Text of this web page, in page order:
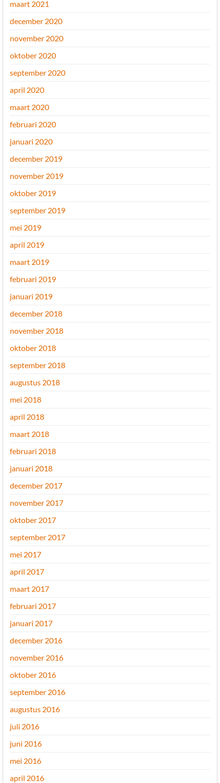
maart 2021
december 2020
november 2020
oktober 2020
september 2020
april 2020
maart 2020
februari 2020
januari 2020
december 2019
november 2019
oktober 2019
september 2019
mei 2019
april 2019
maart 2019
februari 2019
januari 2019
december 2018
november 2018
oktober 2018
september 2018
augustus 2018
mei 2018
april 2018
maart 2018
februari 2018
januari 2018
december 2017
november 2017
oktober 2017
september 2017
mei 2017
april 2017
maart 2017
februari 2017
januari 2017
december 2016
november 2016
oktober 2016
september 2016
augustus 2016
juli 2016
juni 2016
mei 2016
april 2016